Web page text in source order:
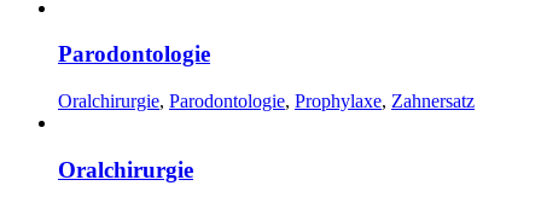
Parodontologie
Oralchirurgie, Parodontologie, Prophylaxe, Zahnersatz
Oralchirurgie